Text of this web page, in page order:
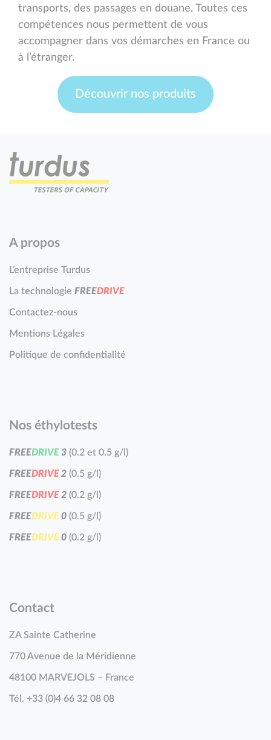
transports, des passages en douane. Toutes ces
compétences nous permettent de vous
accompagner dans vos démarches en France ou
à l’étranger.
Découvrir nos produits
A propos
L’entreprise Turdus
La technologie FREEDRIVE
Contactez-nous
Mentions Légales
Politique de confidentialité
Nos éthylotests
FREEDRIVE3 (0.2 et 0.5 g/l)
FREEDRIVE2 (0.5 g/l)
FREEDRIVE2 (0.2 g/l)
FREEDRIVE0 (0.5 g/l)
FREEDRIVE0 (0.2 g/l)
Contact
ZA Sainte Catherine
770 Avenue de la Méridienne
48100 MARVEJOLS – France
Tél. +33 (0)4 66 32 08 08